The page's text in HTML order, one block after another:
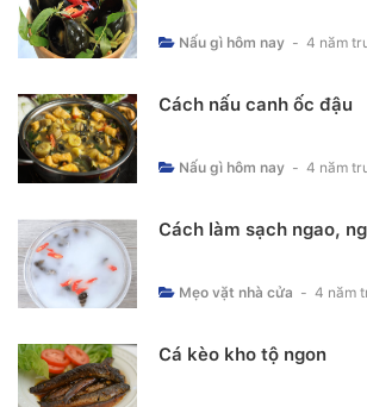
Nấu gì hôm nay - 4 năm
Cách nấu canh ốc đậu
Nấu gì hôm nay - 4 năm
Cách làm sạch ngao,
Mẹo vặt nhà cửa - 4 năm
Cá kèo kho tộ ngon